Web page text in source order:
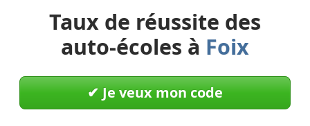
Taux de réussite des
auto-écoles à Foix
✔︎ Je veux mon code